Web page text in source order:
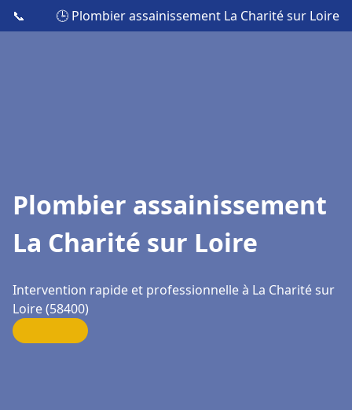
📞 🕒 Plombier assainissement La Charité sur Loire
Plombier assainissement
La Charité sur Loire
Intervention rapide et professionnelle à La Charité sur
Loire (58400)